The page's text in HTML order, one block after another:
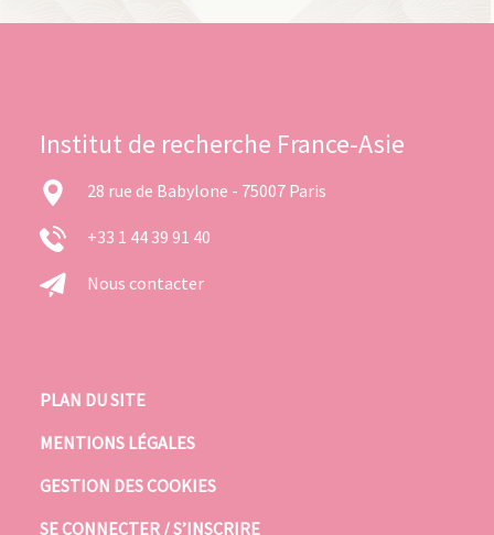
Institut de recherche France-Asie
28 rue de Babylone - 75007 Paris
+33 1 44 39 91 40
Nous contacter
PLAN DU SITE
MENTIONS LÉGALES
GESTION DES COOKIES
SE CONNECTER / S’INSCRIRE